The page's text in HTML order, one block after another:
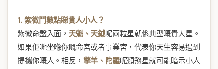
1. 紫微鬥數點睇貴人小人？
紫微命盤入面， 天魁、天鉞呢兩粒星就係典型嘅貴人星。
如果佢哋坐喺你嘅命宮或者事業宮，代表你天生容易遇到
提攜你嘅人。相反， 擎羊、陀羅呢類煞星就可能暗示小人